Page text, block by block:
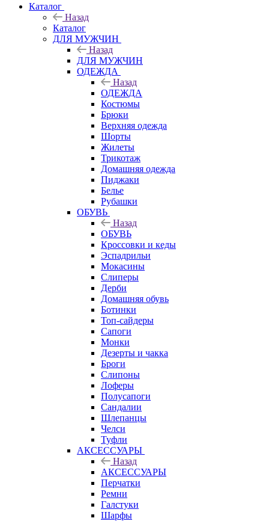
Каталог
Назад
Каталог
ДЛЯ МУЖЧИН
Назад
ДЛЯ МУЖЧИН
ОДЕЖДА
Назад
ОДЕЖДА
Костюмы
Брюки
Верхняя одежда
Шорты
Жилеты
Трикотаж
Домашняя одежда
Пиджаки
Белье
Рубашки
ОБУВЬ
Назад
ОБУВЬ
Кроссовки и кеды
Эспадрильи
Мокасины
Слиперы
Дерби
Домашняя обувь
Ботинки
Топ-сайдеры
Сапоги
Монки
Дезерты и чакка
Броги
Слипоны
Лоферы
Полусапоги
Сандалии
Шлепанцы
Челси
Туфли
АКСЕССУАРЫ
Назад
АКСЕССУАРЫ
Перчатки
Ремни
Галстуки
Шарфы